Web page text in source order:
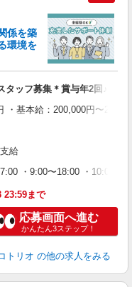
係を築
環境を
ッフ募集＊賞与年2回♪
・基本給：200,000円〜
給
・9:00〜18:00 ・10:00
23:59まで
応募画面へ進む
かんたん3ステップ！
トリオ の他の求人をみる